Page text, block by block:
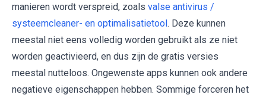
manieren wordt verspreid, zoals valse antivirus /
systeemcleaner- en optimalisatietool. Deze kunnen
meestal niet eens volledig worden gebruikt als ze niet
worden geactivieerd, en dus zijn de gratis versies
meestal nutteloos. Ongewenste apps kunnen ook andere
negatieve eigenschappen hebben. Sommige forceren het